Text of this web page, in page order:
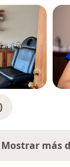
Mostrar más